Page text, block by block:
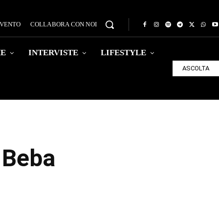
COLLABORA CON NOI
INTERVISTE LIFESTYLE
ASCOLTA